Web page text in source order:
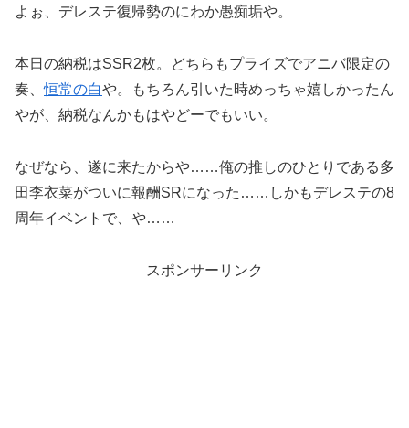
よぉ、デレステ復帰勢のにわか愚痴垢や。
本日の納税はSSR2枚。どちらもプライズでアニバ限定の
奏、恒常の白や。もちろん引いた時めっちゃ嬉しかったん
やが、納税なんかもはやどーでもいい。
なぜなら、遂に来たからや……俺の推しのひとりである多
田李衣菜がついに報酬SRになった……しかもデレステの8
周年イベントで、や……
スポンサーリンク